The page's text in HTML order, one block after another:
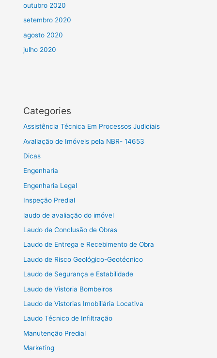
outubro 2020
setembro 2020
agosto 2020
julho 2020
Categories
Assistência Técnica Em Processos Judiciais
Avaliação de Imóveis pela NBR- 14653
Dicas
Engenharia
Engenharia Legal
Inspeção Predial
laudo de avaliação do imóvel
Laudo de Conclusão de Obras
Laudo de Entrega e Recebimento de Obra
Laudo de Risco Geológico-Geotécnico
Laudo de Segurança e Estabilidade
Laudo de Vistoria Bombeiros
Laudo de Vistorias Imobiliária Locativa
Laudo Técnico de Infiltração
Manutenção Predial
Marketing